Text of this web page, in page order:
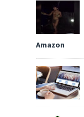
Amazon